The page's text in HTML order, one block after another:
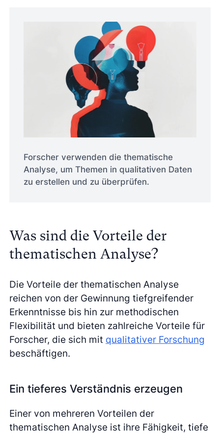
Forscher verwenden die thematische
Analyse, um Themen in qualitativen Daten
zu erstellen und zu überprüfen.
Was sind die Vorteile der
thematischen Analyse?
Die Vorteile der thematischen Analyse
reichen von der Gewinnung tiefgreifender
Erkenntnisse bis hin zur methodischen
Flexibilität und bieten zahlreiche Vorteile für
Forscher, die sich mit qualitativer Forschung
beschäftigen.
Ein tieferes Verständnis erzeugen
Einer von mehreren Vorteilen der
thematischen Analyse ist ihre Fähigkeit, tiefe